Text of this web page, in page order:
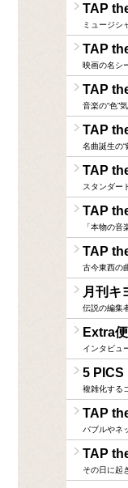
TAP
ミュージシ
TAP
映画の名シ
TAP
音楽の“色”
TAP
名曲誕生の“
TAP
スタンダー
TAP
「本物の音
TAP
古今東西の
月刊キ
伝説の編集
Extra便
インタビュ
5 PICS
複雑化する
TAP
バブルやネ
TAP
その日に起